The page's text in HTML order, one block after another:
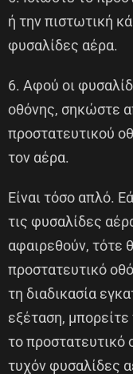
ή την πιστωτική
φυσαλίδες αέρα.
6. Αφού οι
οθόνης, σηκώστε
προστατευτικού
τον αέρα.
Είναι τόσο απλό.
τις φυσαλίδες
αφαιρεθούν, τότε
προστατευτικό
τη διαδικασία
εξέταση,
το προστατευτικό
τυχόν φυσαλίδες